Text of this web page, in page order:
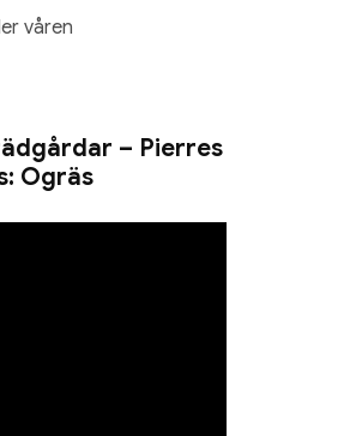
våren
– Pierres
Ogräs